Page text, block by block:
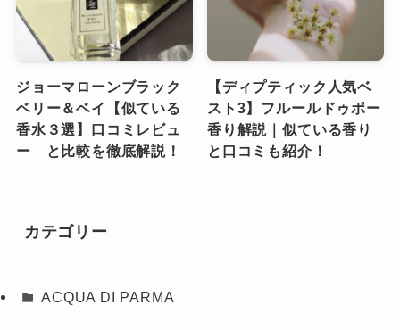
ジョーマローンブラック
ベリー＆ベイ【似ている
香水３選】口コミレビュ
ー と比較を徹底解説！
【ディプティック人気ベ
スト3】フルールドゥポー
香り解説｜似ている香り
と口コミも紹介！
カテゴリー
ACQUA DI PARMA